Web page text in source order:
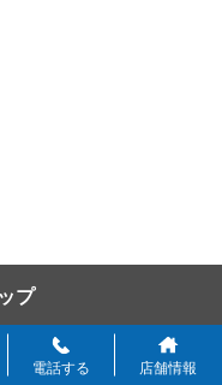
電話する 店舗情報